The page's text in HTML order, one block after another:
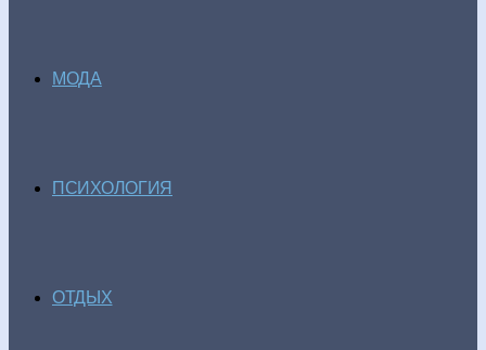
МОДА
ПСИХОЛОГИЯ
ОТДЫХ